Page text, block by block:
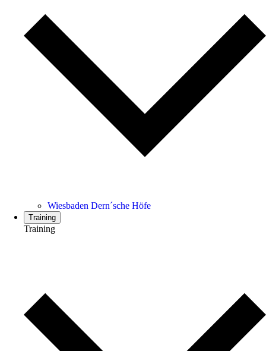
Wiesbaden Dern´sche Höfe
Training
Training